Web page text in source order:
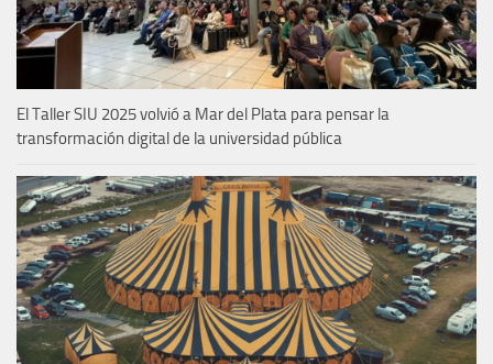
El Taller SIU 2025 volvió a Mar del Plata para pensar la
transformación digital de la universidad pública